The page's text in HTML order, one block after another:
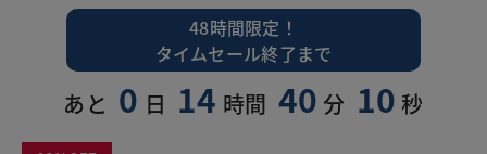
48時間限定！
タイムセール終了まで
あと 0 日 14 時間 40 分 10 秒
3.7 9レビュー